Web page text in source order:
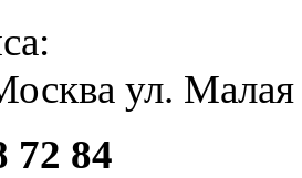
ул.
72 84